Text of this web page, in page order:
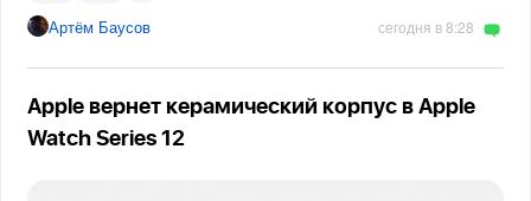
Артём Баусов сегодня в 8:28
Apple вернет керамический корпус в Apple
Watch Series 12